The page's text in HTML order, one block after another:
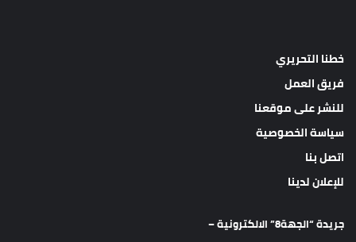
خطنا التحريري
فريق العمل
للنشر على موقعنا
سياسة الخصوصية
اتصل بنا
للإعلان لدينا
جريدة “الجهة8” الالكترونية –